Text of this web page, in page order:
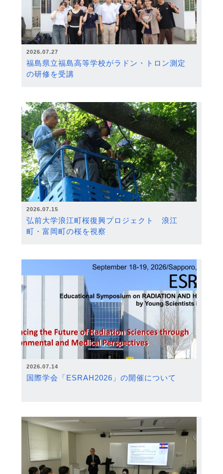
2026.07.27
福島県立福島高等学校がラドン・トロン測定
の研修を受講
2026.07.15
弘前大学浪江町桜復興プロジェクト 浪江
町・富岡町の桜を視察
2026.07.14
国際学会「ESRAH2026」の開催について